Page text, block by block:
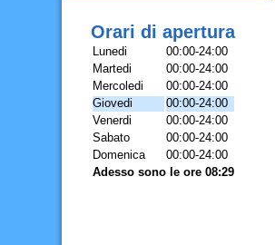
Orari di apertura
Lunedi
00:00-24:00
Martedi
00:00-24:00
Mercoledi
00:00-24:00
Giovedi
00:00-24:00
Venerdi
00:00-24:00
Sabato
00:00-24:00
Domenica
00:00-24:00
Adesso sono le ore 08:29